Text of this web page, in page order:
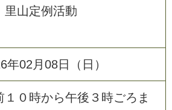
山定例活動
年02月08日（日）
１０時から午後３時ごろま